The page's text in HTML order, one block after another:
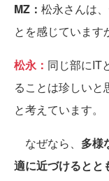
MZ： 松永さんは
とを感じています
松永： 同じ部にIT
ることは珍しい
と考えています。
なぜなら、 多様
適に近づけるとと